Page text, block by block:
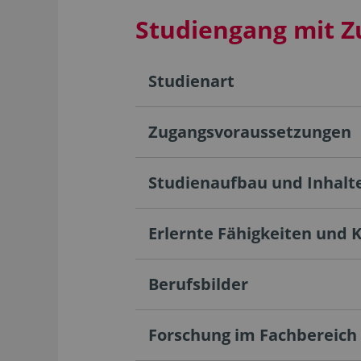
Studiengang mit
Studienart
Zugangsvoraussetzungen
Studienaufbau und
Erlernte Fähigkeiten und
Berufsbilder
Forschung im Fachbereich